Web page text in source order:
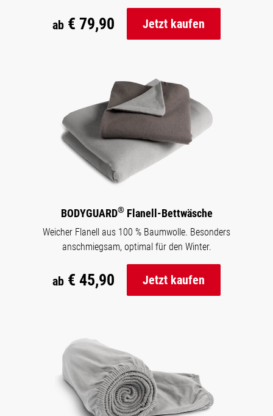
ab € 79,90 Jetzt kaufen
BODYGUARD®Flanell-Bettwäsche
Weicher Flanell aus 100 % Baumwolle. Besonders
anschmiegsam, optimal für den Winter.
ab € 45,90 Jetzt kaufen